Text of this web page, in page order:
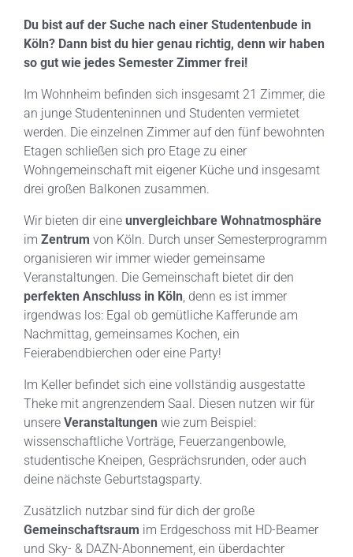
Du bist auf der Suche nach einer Studentenbude in
Köln? Dann bist du hier genau richtig, denn wir haben
so gut wie jedes Semester Zimmer frei!
Im Wohnheim befinden sich insgesamt 21 Zimmer, die
an junge Studenteninnen und Studenten vermietet
werden. Die einzelnen Zimmer auf den fünf bewohnten
Etagen schließen sich pro Etage zu einer
Wohngemeinschaft mit eigener Küche und insgesamt
drei großen Balkonen zusammen.
Wir bieten dir eine unvergleichbare Wohnatmosphäre
im Zentrum von Köln. Durch unser Semesterprogramm
organisieren wir immer wieder gemeinsame
Veranstaltungen. Die Gemeinschaft bietet dir den
perfekten Anschluss in Köln, denn es ist immer
irgendwas los: Egal ob gemütliche Kafferunde am
Nachmittag, gemeinsames Kochen, ein
Feierabendbierchen oder eine Party!
Im Keller befindet sich eine vollständig ausgestatte
Theke mit angrenzendem Saal. Diesen nutzen wir für
unsere Veranstaltungen wie zum Beispiel:
wissenschaftliche Vorträge, Feuerzangenbowle,
studentische Kneipen, Gesprächsrunden, oder auch
deine nächste Geburtstagsparty.
Zusätzlich nutzbar sind für dich der große
Gemeinschaftsraum im Erdgeschoss mit HD-Beamer
und Sky- & DAZN-Abonnement, ein überdachter